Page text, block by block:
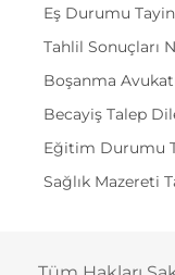
Eş Durumu
Tahlil Sonuçları
Boşanma
Becayiş Talep
Eğitim Durumu
Sağlık Mazereti